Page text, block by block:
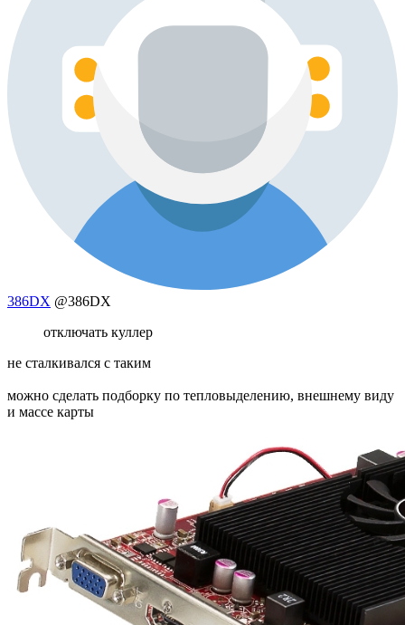
386DX @386DX
отключать куллер
не сталкивался с таким
можно сделать подборку по тепловыделению, внешнему виду
и массе карты